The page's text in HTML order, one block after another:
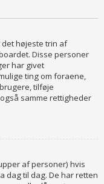
højeste trin af
Disse personer
har givet
ting om foraene,
tilføje
samme rettigheder
af personer) hvis
dag til dag. De har retten